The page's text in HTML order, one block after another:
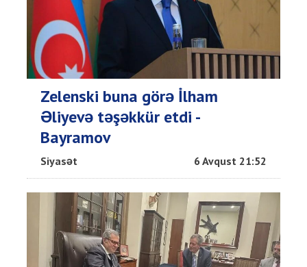
Zelenski buna görə İlham
Əliyevə təşəkkür etdi -
Bayramov
Siyasət 6 Avqust 21:52